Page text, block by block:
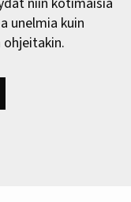
unelmia kuin
ohjeitakin.